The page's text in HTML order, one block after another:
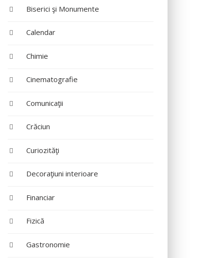
Biserici şi Monumente
Calendar
Chimie
Cinematografie
Comunicaţii
Crăciun
Curiozităţi
Decoraţiuni interioare
Financiar
Fizică
Gastronomie